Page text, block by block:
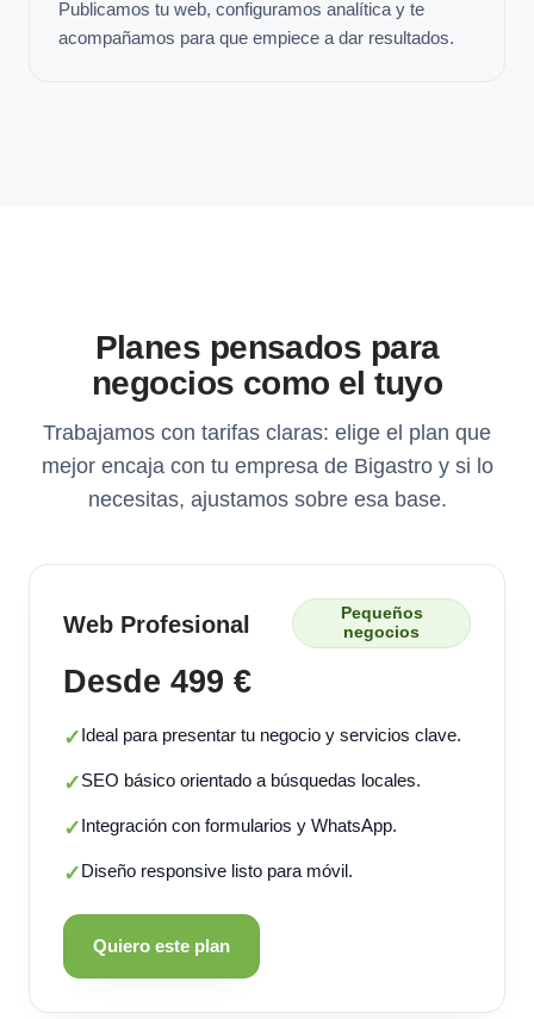
Publicamos tu web, configuramos analítica y te
acompañamos para que empiece a dar resultados.
Planes pensados para
negocios como el tuyo
Trabajamos con tarifas claras: elige el plan que
mejor encaja con tu empresa de Bigastro y si lo
necesitas, ajustamos sobre esa base.
Web Profesional
Pequeños
negocios
Desde 499 €
✓Ideal para presentar tu negocio y servicios clave.
✓SEO básico orientado a búsquedas locales.
✓Integración con formularios y WhatsApp.
✓Diseño responsive listo para móvil.
Quiero este plan